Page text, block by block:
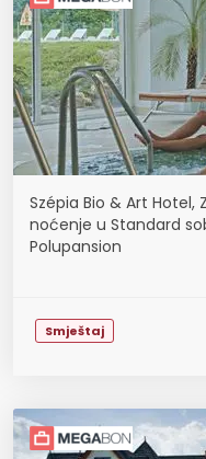
Szépia Bio & Art Hotel,
noćenje u Standard
Polupansion
Smještaj